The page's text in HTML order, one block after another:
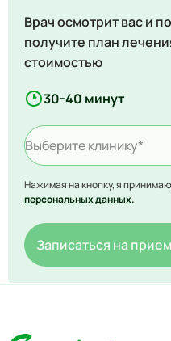
Врач осмотрит вас и
получите план
стоимостью
30-40 минут
Выберите клинику*
Нажимая на кнопку, я принимаю
персональных данных.
Записаться на прием